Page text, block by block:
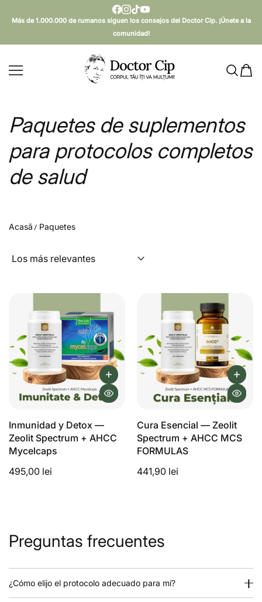
Más de 1.000.000 de rumanos siguen los consejos del Doctor Cip. ¡Únete a la
comunidad!
Doctor Cip - Corpul tău îți va mulțumi!
Paquetes de suplementos
para protocolos completos
de salud
Acasă Paquetes
Inmunidad y Detox —
Zeolit Spectrum + AHCC
Mycelcaps
495,00 lei
Cura Esencial — Zeolit
Spectrum + AHCC MCS
FORMULAS
441,90 lei
Preguntas frecuentes
¿Cómo elijo el protocolo adecuado para mí?